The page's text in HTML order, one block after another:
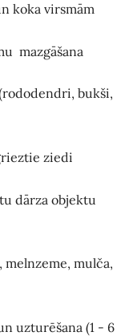
koka virsmām
mazgāšana
bukši,
ziedi
dārza objektu
mulča,
uzturēšana (1 - 6